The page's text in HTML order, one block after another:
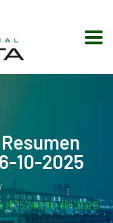
10-2025
5748/16-10-2025